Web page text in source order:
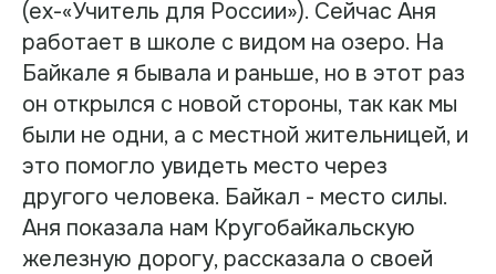
(ex-«Учитель для России»). Сейчас Аня
работает в школе с видом на озеро. На
Байкале я бывала и раньше, но в этот раз
он открылся с новой стороны, так как мы
были не одни, а с местной жительницей, и
это помогло увидеть место через
другого человека. Байкал - место силы.
Аня показала нам Кругобайкальскую
железную дорогу, рассказала о своей